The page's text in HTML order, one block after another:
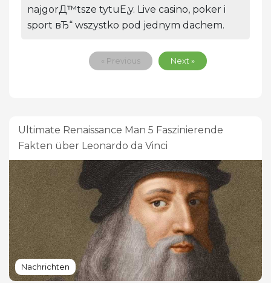
najgorД™tsze tytuЕ‚y. Live casino, poker i
sport вЂ“ wszystko pod jednym dachem.
« Previous Next »
Ultimate Renaissance Man 5 Faszinierende
Fakten über Leonardo da Vinci
Nachrichten